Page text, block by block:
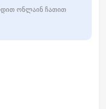
ონლაინ ჩათით